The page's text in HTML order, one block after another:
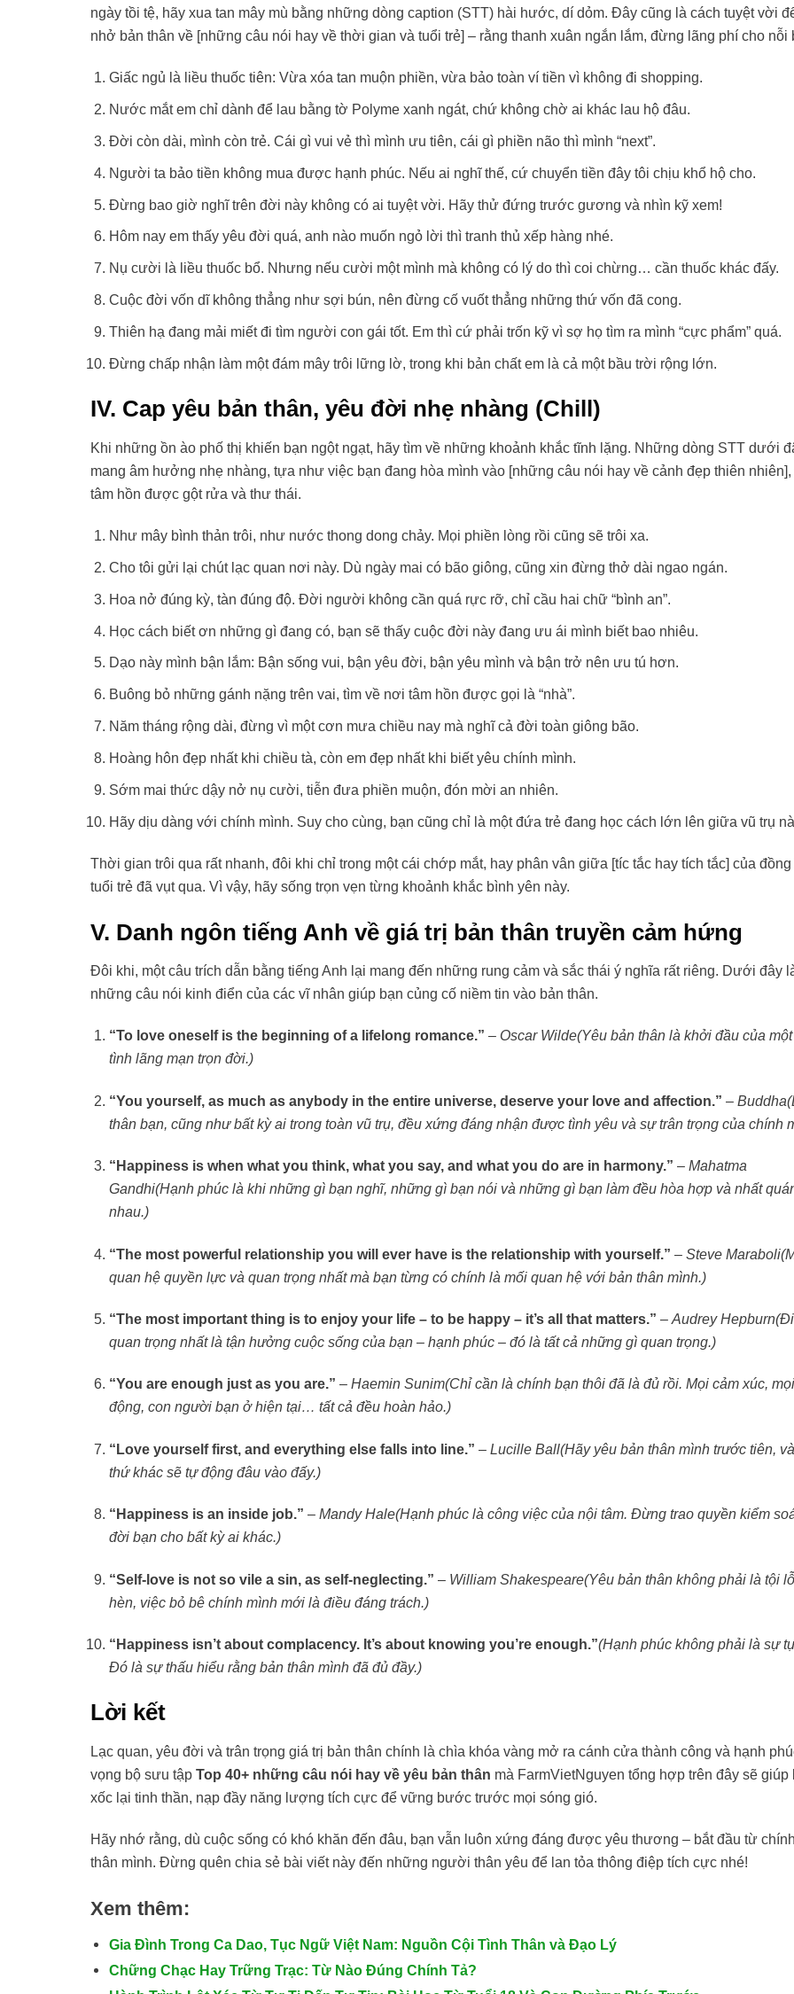
ngày tồi tệ, hãy xua tan mây mù bằng những dòng caption (STT) hài hước, dí dỏm. Đây cũng là cách tuyệt vời
nhở bản thân về [những câu nói hay về thời gian và tuổi trẻ] – rằng thanh xuân ngắn lắm, đừng lãng phí cho nỗi
Giấc ngủ là liều thuốc tiên: Vừa xóa tan muộn phiền, vừa bảo toàn ví tiền vì không đi shopping.
Nước mắt em chỉ dành để lau bằng tờ Polyme xanh ngát, chứ không chờ ai khác lau hộ đâu.
Đời còn dài, mình còn trẻ. Cái gì vui vẻ thì mình ưu tiên, cái gì phiền não thì mình “next”.
Người ta bảo tiền không mua được hạnh phúc. Nếu ai nghĩ thế, cứ chuyển tiền đây tôi chịu khổ hộ cho.
Đừng bao giờ nghĩ trên đời này không có ai tuyệt vời. Hãy thử đứng trước gương và nhìn kỹ xem!
Hôm nay em thấy yêu đời quá, anh nào muốn ngỏ lời thì tranh thủ xếp hàng nhé.
Nụ cười là liều thuốc bổ. Nhưng nếu cười một mình mà không có lý do thì coi chừng… cần thuốc khác đấy.
Cuộc đời vốn dĩ không thẳng như sợi bún, nên đừng cố vuốt thẳng những thứ vốn đã cong.
Thiên hạ đang mải miết đi tìm người con gái tốt. Em thì cứ phải trốn kỹ vì sợ họ tìm ra mình “cực phẩm” quá.
Đừng chấp nhận làm một đám mây trôi lững lờ, trong khi bản chất em là cả một bầu trời rộng lớn.
IV. Cap yêu bản thân, yêu đời nhẹ nhàng (Chill)
Khi những ồn ào phố thị khiến bạn ngột ngạt, hãy tìm về những khoảnh khắc tĩnh lặng. Những dòng STT dưới
mang âm hưởng nhẹ nhàng, tựa như việc bạn đang hòa mình vào [những câu nói hay về cảnh đẹp thiên
tâm hồn được gột rửa và thư thái.
Như mây bình thản trôi, như nước thong dong chảy. Mọi phiền lòng rồi cũng sẽ trôi xa.
Cho tôi gửi lại chút lạc quan nơi này. Dù ngày mai có bão giông, cũng xin đừng thở dài ngao ngán.
Hoa nở đúng kỳ, tàn đúng độ. Đời người không cần quá rực rỡ, chỉ cầu hai chữ “bình an”.
Học cách biết ơn những gì đang có, bạn sẽ thấy cuộc đời này đang ưu ái mình biết bao nhiêu.
Dạo này mình bận lắm: Bận sống vui, bận yêu đời, bận yêu mình và bận trở nên ưu tú hơn.
Buông bỏ những gánh nặng trên vai, tìm về nơi tâm hồn được gọi là “nhà”.
Năm tháng rộng dài, đừng vì một cơn mưa chiều nay mà nghĩ cả đời toàn giông bão.
Hoàng hôn đẹp nhất khi chiều tà, còn em đẹp nhất khi biết yêu chính mình.
Sớm mai thức dậy nở nụ cười, tiễn đưa phiền muộn, đón mời an nhiên.
Hãy dịu dàng với chính mình. Suy cho cùng, bạn cũng chỉ là một đứa trẻ đang học cách lớn lên giữa vũ trụ
Thời gian trôi qua rất nhanh, đôi khi chỉ trong một cái chớp mắt, hay phân vân giữa [tíc tắc hay tích tắc] của đồng
tuổi trẻ đã vụt qua. Vì vậy, hãy sống trọn vẹn từng khoảnh khắc bình yên này.
V. Danh ngôn tiếng Anh về giá trị bản thân truyền cảm hứng
Đôi khi, một câu trích dẫn bằng tiếng Anh lại mang đến những rung cảm và sắc thái ý nghĩa rất riêng. Dưới đây
những câu nói kinh điển của các vĩ nhân giúp bạn củng cố niềm tin vào bản thân.
“To love oneself is the beginning of a lifelong romance.” – Oscar Wilde(Yêu bản thân là khởi đầu của
tình lãng mạn trọn đời.)
“You yourself, as much as anybody in the entire universe, deserve your love and affection.” –Buddha
thân bạn, cũng như bất kỳ ai trong toàn vũ trụ, đều xứng đáng nhận được tình yêu và sự trân trọng của chính
“Happiness is when what you think, what you say, and what you do are in harmony.” –Mahatma
Gandhi(Hạnh phúc là khi những gì bạn nghĩ, những gì bạn nói và những gì bạn làm đều hòa hợp và nhất
nhau.)
“The most powerful relationship you will ever have is the relationship with yourself.” –Steve Maraboli
quan hệ quyền lực và quan trọng nhất mà bạn từng có chính là mối quan hệ với bản thân mình.)
“The most important thing is to enjoy your life – to be happy – it’s all that matters.” –Audrey Hepburn
quan trọng nhất là tận hưởng cuộc sống của bạn – hạnh phúc – đó là tất cả những gì quan trọng.)
“You are enough just as you are.” –Haemin Sunim(Chỉ cần là chính bạn thôi đã là đủ rồi. Mọi cảm xúc,
động, con người bạn ở hiện tại… tất cả đều hoàn hảo.)
“Love yourself first, and everything else falls into line.” –Lucille Ball(Hãy yêu bản thân mình trước tiên,
thứ khác sẽ tự động đâu vào đấy.)
“Happiness is an inside job.” –Mandy Hale(Hạnh phúc là công việc của nội tâm. Đừng trao quyền kiểm
đời bạn cho bất kỳ ai khác.)
“Self-love is not so vile a sin, as self-neglecting.” – William Shakespeare(Yêu bản thân không phải là tội
hèn, việc bỏ bê chính mình mới là điều đáng trách.)
“Happiness isn’t about complacency. It’s about knowing you’re enough.”(Hạnh phúc không phải là sự
Đó là sự thấu hiểu rằng bản thân mình đã đủ đầy.)
Lời kết
Lạc quan, yêu đời và trân trọng giá trị bản thân chính là chìa khóa vàng mở ra cánh cửa thành công và hạnh
vọng bộ sưu tập Top 40+ những câu nói hay về yêu bản thân mà FarmVietNguyen tổng hợp trên đây sẽ giúp
xốc lại tinh thần, nạp đầy năng lượng tích cực để vững bước trước mọi sóng gió.
Hãy nhớ rằng, dù cuộc sống có khó khăn đến đâu, bạn vẫn luôn xứng đáng được yêu thương – bắt đầu từ
thân mình. Đừng quên chia sẻ bài viết này đến những người thân yêu để lan tỏa thông điệp tích cực nhé!
Xem thêm:
Gia Đình Trong Ca Dao, Tục Ngữ Việt Nam: Nguồn Cội Tình Thân và Đạo Lý
Chững Chạc Hay Trững Trạc: Từ Nào Đúng Chính Tả?